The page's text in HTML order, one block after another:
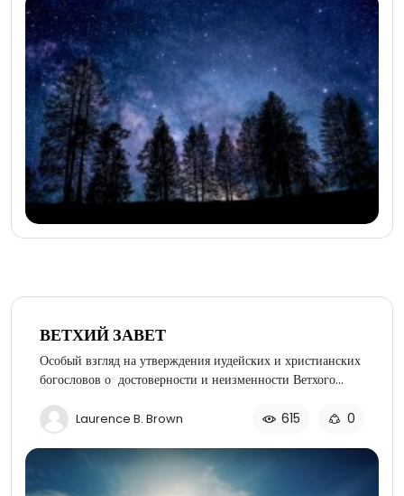
ВЕТХИЙ ЗАВЕТ
Особый взгляд на утверждения иудейских и христианских
богословов о достоверности и неизменности Ветхого
Laurence B. Brown 615 0